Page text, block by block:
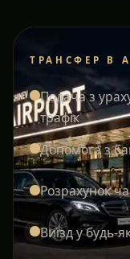
ТРАНСФЕР В
Подача з
трафік
Допомога з
Розрахунок
Виїзд у будь-